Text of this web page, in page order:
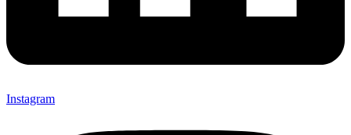
Instagram